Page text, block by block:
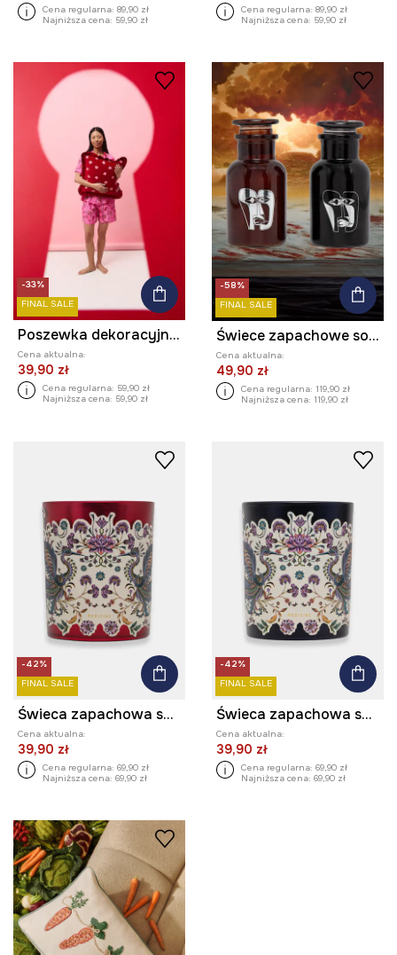
Cena regularna: 89,90 zł
Najniższa cena: 59,90 zł
Cena regularna: 89,90 zł
Najniższa cena: 59,90 zł
-33%
FINAL SALE
Poszewka dekoracyjna na poduszkę z kolekcji Valentine’s Day
Cena aktualna:
39,90 zł
Cena regularna: 59,90 zł
Najniższa cena: 59,90 zł
-58%
FINAL SALE
Świece zapachowe sojowe z kolekcji Zdzisław Beksiński x Medicine (2-pack) kolor multicolor
Cena aktualna:
49,90 zł
Cena regularna: 119,90 zł
Najniższa cena: 119,90 zł
-42%
FINAL SALE
Świeca zapachowa sojowa Clementine & Clove
Cena aktualna:
39,90 zł
Cena regularna: 69,90 zł
Najniższa cena: 69,90 zł
-42%
FINAL SALE
Świeca zapachowa sojowa Clementine & Clove
Cena aktualna:
39,90 zł
Cena regularna: 69,90 zł
Najniższa cena: 69,90 zł